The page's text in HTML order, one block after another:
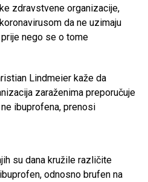
zdravstvene organizacije,
da ne uzimaju
nego se o tome
Lindmeier kaže da
zaraženima preporučuje
ibuprofena, prenosi
su dana kružile različite
odnosno brufen na